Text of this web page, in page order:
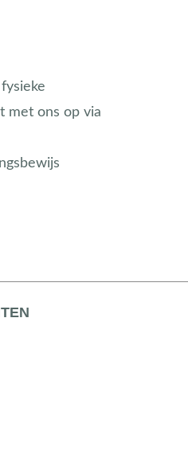
met ons op via